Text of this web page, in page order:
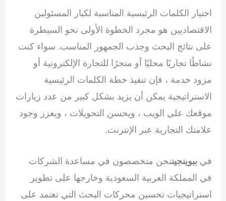
اختيار الكلمات الرئيسية المناسبة لكبار المسئولين
الاقتصاديين هو مجرد الخطوة الأولى نحو السيطرة
على نتائج البحث وجذب الجمهور المناسب. سواء كنت
نشاطًا تجاريًا محليًا أو متجرًا للتجارة الإلكترونية أو
مزود خدمة ، فإن تنفيذ خطة الكلمات الرئيسية
الاستراتيجية يمكن أن يزيد بشكل كبير من عدد زيارات
موقعك على الويب ، ويحسن التحويلات ، ويعزز وجود
علامتك التجارية عبر الإنترنت.
فيببوينجيننحن متخصصون في مساعدة الشركات
في المملكة العربية السعودية وخارجها على تطوير
استراتيجيات تحسين محركات البحث التي تعتمد على